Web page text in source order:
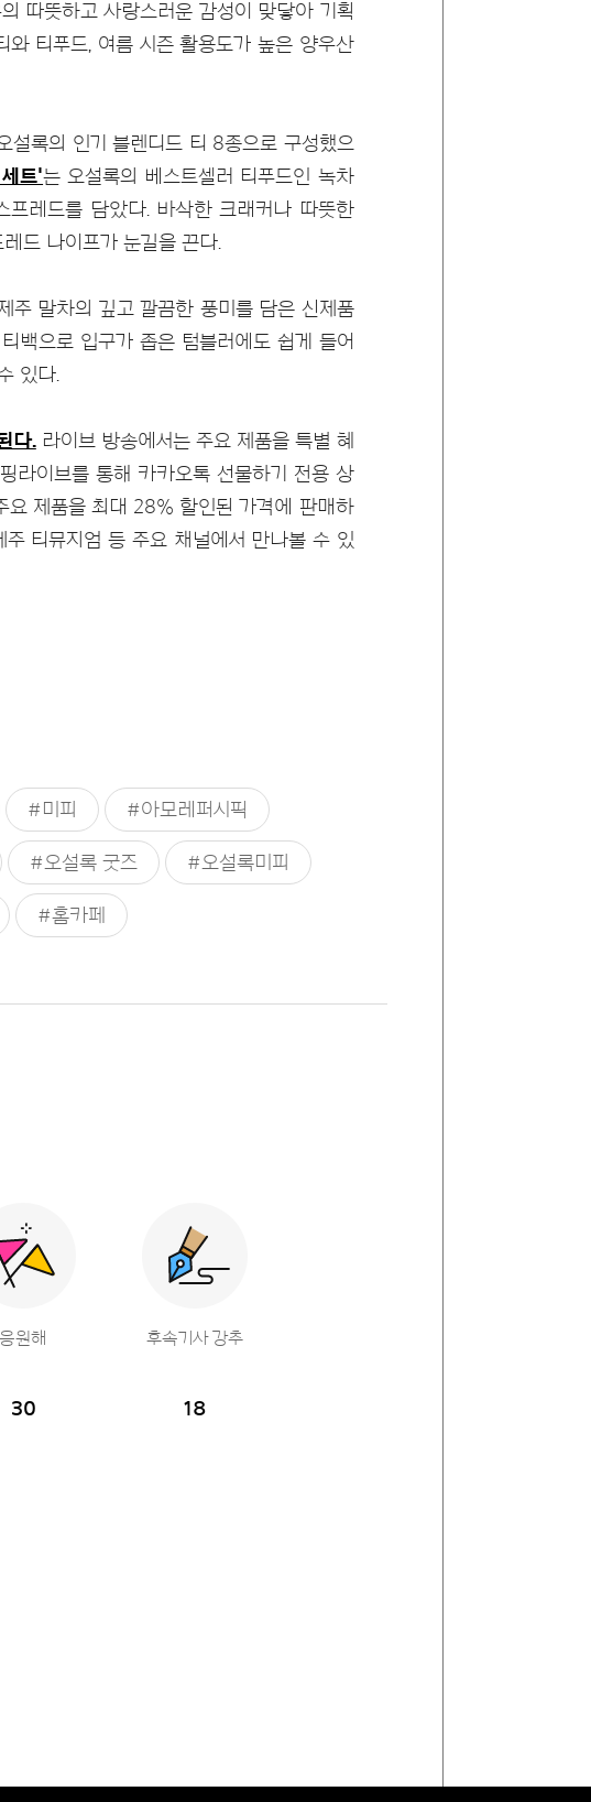
따뜻하고 사랑스러운 감성이 맞닿아 기획
티푸드, 여름 시즌 활용도가 높은 양우산
록의 인기 블렌디드 티 8종으로 구성했으
트'는 오설록의 베스트셀러 티푸드인 녹차
프레드를 담았다. 바삭한 크래커나 따뜻한
드 나이프가 눈길을 끈다.
주 말차의 깊고 깔끔한 풍미를 담은 신제품
백으로 입구가 좁은 텀블러에도 쉽게 들어
있다.
다.라이브 방송에서는 주요 제품을 특별 혜
라이브를 통해 카카오톡 선물하기 전용 상
요 제품을 최대 28% 할인된 가격에 판매하
티뮤지엄 등 주요 채널에서 만나볼 수 있
#미피 #아모레퍼시픽
#오설록 굿즈 #오설록미피
#홈카페
응원해
30
후속기사 강추
18